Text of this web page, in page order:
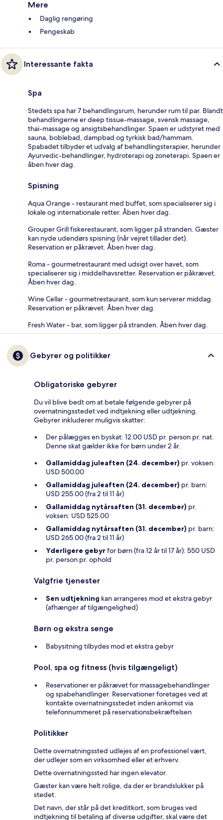
Mere
Daglig rengøring
Pengeskab
Interessante fakta
Spa
Stedets spa har 7 behandlingsrum, herunder rum til par. Blandt
behandlingerne er deep tissue-massage, svensk massage,
thai-massage og ansigtsbehandlinger. Spaen er udstyret med
sauna, boblebad, dampbad og tyrkisk bad/hammam.
Spabadet tilbyder et udvalg af behandlingsterapier, herunder
Ayurvedic-behandlinger, hydroterapi og zoneterapi. Spaen er
åben hver dag.
Spisning
Aqua Orange - restaurant med buffet, som specialiserer sig i
lokale og internationale retter. Åben hver dag.
Grouper Grill fiskerestaurant, som ligger på stranden. Gæster
kan nyde udendørs spisning (når vejret tillader det).
Reservation er påkrævet. Åben hver dag.
Roma - gourmetrestaurant med udsigt over havet, som
specialiserer sig i middelhavsretter. Reservation er påkrævet.
Åben hver dag.
Wine Cellar - gourmetrestaurant, som kun serverer middag.
Reservation er påkrævet. Åben hver dag.
Fresh Water - bar, som ligger på stranden. Åben hver dag.
Gebyrer og politikker
Obligatoriske gebyrer
Du vil blive bedt om at betale følgende gebyrer på
overnatningsstedet ved indtjekning eller udtjekning.
Gebyrer inkluderer muligvis skatter:
Der pålægges en byskat: 12.00 USD pr. person pr. nat.
Denne skat gælder ikke for børn under 2 år.
Gallamiddag juleaften (24. december) pr. voksen:
USD 500.00
Gallamiddag juleaften (24. december) pr. barn:
USD 255.00 (fra 2 til 11 år)
Gallamiddag nytårsaften (31. december) pr.
voksen: USD 525.00
Gallamiddag nytårsaften (31. december) pr. barn:
USD 265.00 (fra 2 til 11 år)
Yderligere gebyrfor børn (fra 12 år til 17 år): 550 USD
pr. person pr. ophold
Valgfrie tjenester
Sen udtjekning kan arrangeres mod et ekstra gebyr
(afhænger af tilgængelighed)
Børn og ekstra senge
Babysitning tilbydes mod et ekstra gebyr
Pool, spa og fitness (hvis tilgængeligt)
Reservationer er påkrævet for massagebehandlinger
og spabehandlinger. Reservationer foretages ved at
kontakte overnatningsstedet inden ankomst via
telefonnummeret på reservationsbekræftelsen
Politikker
Dette overnatningssted udlejes af en professionel vært,
der udlejer som en virksomhed eller et erhverv.
Dette overnatningssted har ingen elevator.
Gæster kan være helt rolige, da der er brandslukker på
stedet.
Det navn, der står på det kreditkort, som bruges ved
indtjekning til betaling af diverse udgifter, skal være det